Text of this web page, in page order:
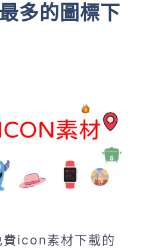
多的圖標下
icon素材下載的